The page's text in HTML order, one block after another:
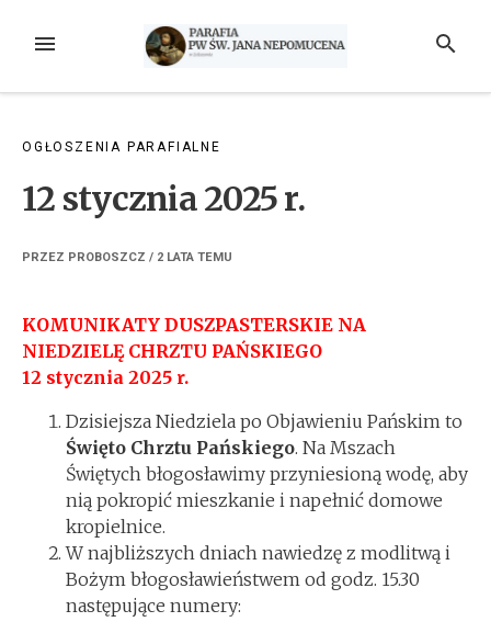
MENU SZUKAJ
OGŁOSZENIA PARAFIALNE
12 stycznia 2025 r.
PRZEZ PROBOSZCZ / 2 LATA TEMU
KOMUNIKATY DUSZPASTERSKIE NA
NIEDZIELĘ CHRZTU PAŃSKIEGO
12 stycznia 2025 r.
Dzisiejsza Niedziela po Objawieniu Pańskim to
Święto Chrztu Pańskiego. Na Mszach
Świętych błogosławimy przyniesioną wodę, aby
nią pokropić mieszkanie i napełnić domowe
kropielnice.
W najbliższych dniach nawiedzę z modlitwą i
Bożym błogosławieństwem od godz. 15.30
następujące numery: